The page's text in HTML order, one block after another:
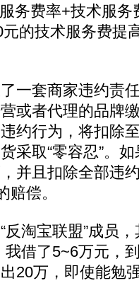
务费率+技术服务
的技术服务费提
套商家违约责
或者代理的品牌
约行为，将扣除
采取“零容忍”。
并且扣除全部违
赔偿。
淘宝联盟”成员，
我借了5~6万元，
20万，即使能勉